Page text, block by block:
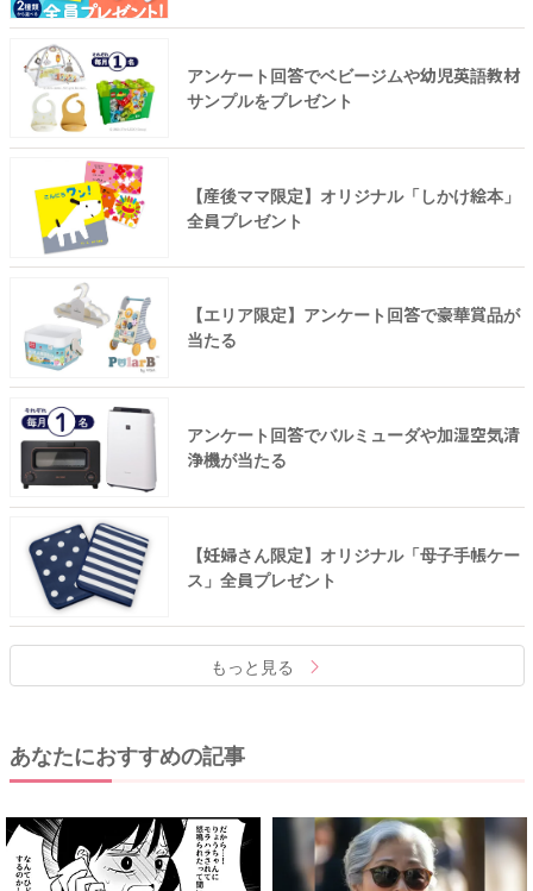
アンケート回答でベビージムや幼児英語教材
サンプルをプレゼント
【産後ママ限定】オリジナル「しかけ絵本」
全員プレゼント
【エリア限定】アンケート回答で豪華賞品が
当たる
アンケート回答でバルミューダや加湿空気清
浄機が当たる
【妊婦さん限定】オリジナル「母子手帳ケー
ス」全員プレゼント
もっと見る
あなたにおすすめの記事